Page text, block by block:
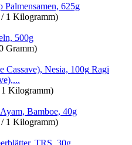
Palmensamen, 625g
1 Kilogramm)
500g
Gramm)
Ragi
Kilogramm)
Bamboe, 40g
1 Kilogramm)
TRS, 30g